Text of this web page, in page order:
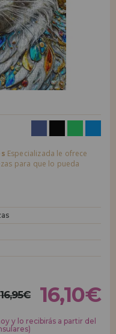
podrás realizar tus compras
el estado de tus pedidos
en tu negocio
para la distribución.
Especializada le ofrece
para que lo pueda
16,95€ 16,10€
y lo recibirás a partir del